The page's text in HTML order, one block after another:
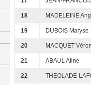
18 MADELEINE
19 DUBOIS Maryse
20 MACQUET
21 ABAUL Aline
22 THEOLADE-